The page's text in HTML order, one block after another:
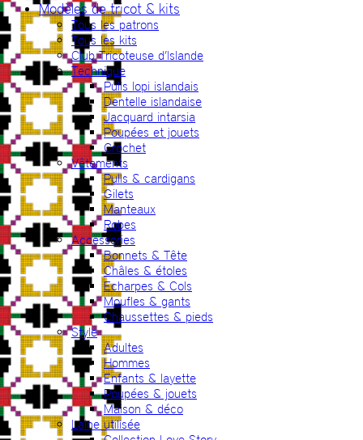
Modèles de tricot & kits
Tous les patrons
Tous les kits
Club Tricoteuse d’Islande
Technique
Pulls lopi islandais
Dentelle islandaise
Jacquard intarsia
Poupées et jouets
Crochet
Vêtements
Pulls & cardigans
Gilets
Manteaux
Robes
Accessories
Bonnets & Tête
Châles & étoles
Echarpes & Cols
Moufles & gants
Chaussettes & pieds
Style
Adultes
Hommes
Enfants & layette
Poupées & jouets
Maison & déco
Laine utilisée